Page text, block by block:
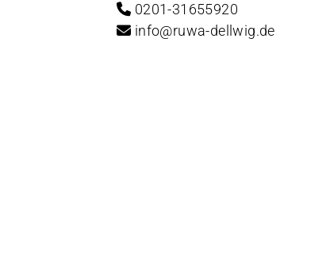
0201-31655920
info@ruwa-dellwig.de